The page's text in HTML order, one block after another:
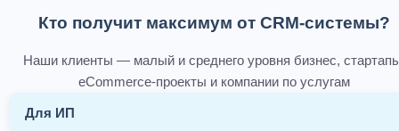
Кто получит максимум от CRM-системы?
Наши клиенты — малый и среднего уровня бизнес,
eCommerce-проекты и компании по услугам
Для ИП